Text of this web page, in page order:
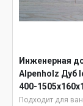
Инженерная
Alpenholz Дуб
400-
Подходит для